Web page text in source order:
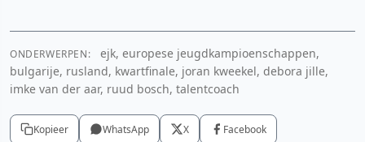
ONDERWERPEN:
ejk, europese jeugdkampioenschappen,
bulgarije, rusland, kwartfinale, joran kweekel, debora jille,
imke van der aar, ruud bosch, talentcoach
Kopieer WhatsApp X Facebook